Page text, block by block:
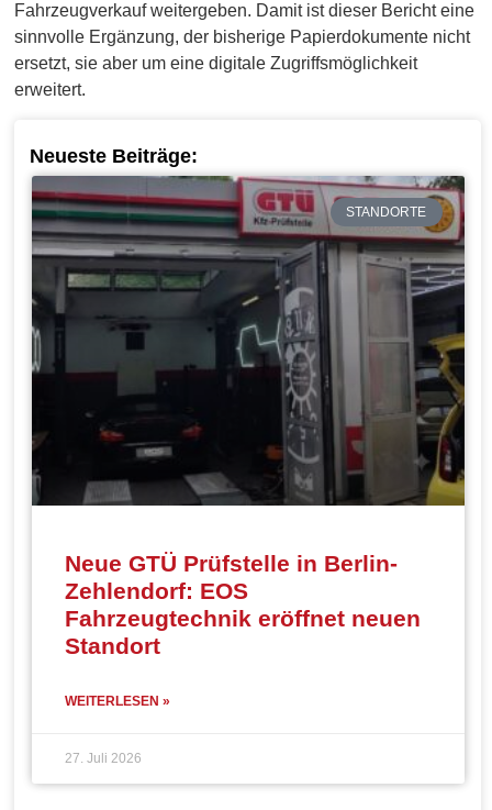
Fahrzeugverkauf weitergeben. Damit ist dieser Bericht eine
sinnvolle Ergänzung, der bisherige Papierdokumente nicht
ersetzt, sie aber um eine digitale Zugriffsmöglichkeit
erweitert.
Neueste Beiträge:
STANDORTE
Neue GTÜ Prüfstelle in Berlin-
Zehlendorf: EOS
Fahrzeugtechnik eröffnet neuen
Standort
WEITERLESEN »
27. Juli 2026